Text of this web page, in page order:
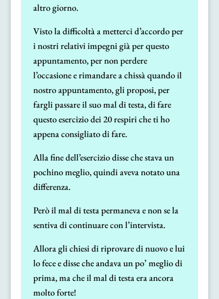
altro giorno.
Visto la difficoltà a metterci d’accordo per
i nostri relativi impegni già per questo
appuntamento, per non perdere
l’occasione e rimandare a chissà quando il
nostro appuntamento, gli proposi, per
fargli passare il suo mal di testa, di fare
questo esercizio dei 20 respiri che ti ho
appena consigliato di fare.
Alla fine dell’esercizio disse che stava un
pochino meglio, quindi aveva notato una
differenza.
Però il mal di testa permaneva e non se la
sentiva di continuare con l’intervista.
Allora gli chiesi di riprovare di nuovo e lui
lo fece e disse che andava un po’ meglio di
prima, ma che il mal di testa era ancora
molto forte!